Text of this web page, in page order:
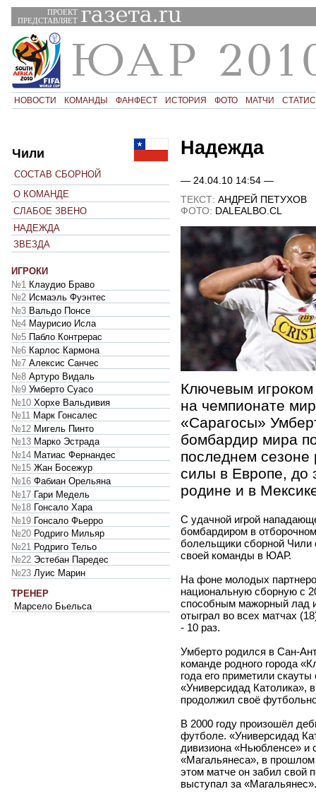
ПРОЕКТ
ПРЕДСТАВЛЯЕТ
НОВОСТИ КОМАНДЫ ФАНФЕСТ ИСТОРИЯ ФОТО МАТЧИ
Надежда
— 24.04.10 14:54 —
ТЕКСТ: АНДРЕЙ ПЕТУХОВ
ФОТО: DALEALBO.CL
Ключевым
на чемпионате
«Сарагосы»
бомбардир мира
последнем
силы в Европе, до
родине и в
С удачной игрой
бомбардиром в
болельщики сборной Чили
своей команды в ЮАР.
На фоне молодых
национальную сборную с
способным мажорный лад
отыграл во всех матчах
- 10 раз.
Умберто родился в Сан-
команде родного города
года его приметили
«Универсидад Католика»,
продолжил своё
В 2000 году произошёл
футболе. «Универсидад
дивизиона «Ньюбленсе» и
«Магальянеса», в
этом матче он забил свой
выступал за «Магальянес».
Чили
СОСТАВ СБОРНОЙ
О КОМАНДЕ
СЛАБОЕ ЗВЕНО
НАДЕЖДА
ЗВЕЗДА
ИГРОКИ
№1 Клаудио Браво
№2 Исмаэль Фуэнтес
№3 Вальдо Понсе
№4 Маурисио Исла
№5 Пабло Контрерас
№6 Карлос Кармона
№7 Алексис Санчес
№8 Артуро Видаль
№9 Умберто Суасо
№10 Хорхе Вальдивия
№11 Марк Гонсалес
№12 Мигель Пинто
№13 Марко Эстрада
№14 Матиас Фернандес
№15 Жан Босежур
№16 Фабиан Орельяна
№17 Гари Медель
№18 Гонсало Хара
№19 Гонсало Фьерро
№20 Родриго Мильяр
№21 Родриго Тельо
№22 Эстебан Паредес
№23 Луис Марин
ТРЕНЕР
Марсело Бьельса